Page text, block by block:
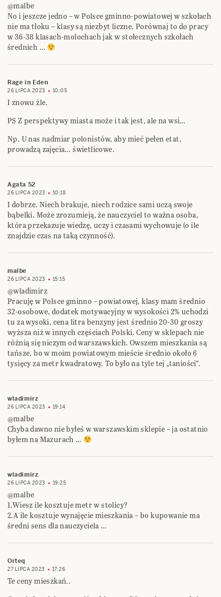
@malbe
No i jeszcze jedno – w Polsce gminno-powiatowej w szkołach
nie ma tłoku – klasy są niezbyt liczne. Porównaj to do pracy
w 36-38 klasach-molochach jak w stołecznych szkołach
średnich …
Rage in Eden
26 LIPCA 2023 10:05
I znowu źle.
PS Z perspektywy miasta może i tak jest, ale na wsi…
Np. U nas nadmiar polonistów, aby mieć pełen etat,
prowadzą zajęcia… świetlicowe.
Agata 52
26 LIPCA 2023 10:18
I dobrze. Niech brakuje, niech rodzice sami uczą swoje
bąbelki. Może zrozumieją, że nauczyciel to ważna osoba,
która przekazuje wiedzę, uczy i czasami wychowuje (o ile
znajdzie czas na taką czynność).
malbe
26 LIPCA 2023 15:15
@wladimirz
Pracuję w Polsce gminno – powiatowej, klasy mam średnio
32-osobowe, dodatek motywacyjny w wysokości 2% uchodzi
tu za wysoki, cena litra benzyny jest średnio 20-30 groszy
wyższa niż w innych częściach Polski. Ceny w sklepach nie
różnią się niczym od warszawskich. Owszem mieszkania są
tańsze, bo w moim powiatowym mieście średnio około 6
tysięcy za metr kwadratowy. To było na tyle tej „taniości”.
wladimirz
26 LIPCA 2023 19:14
@malbe
Chyba dawno nie byłeś w warszawskim sklepie – ja ostatnio
byłem na Mazurach …
wladimirz
26 LIPCA 2023 19:25
@malbe
1.Wiesz ile kosztuje metr w stolicy?
2.A ile kosztuje wynajęcie mieszkania – bo kupowanie ma
średni sens dla nauczyciela …
Orteq
27 LIPCA 2023 17:26
Te ceny mieszkań..